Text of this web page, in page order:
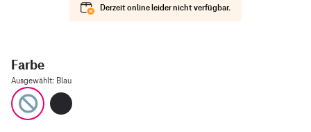
Derzeit online leider nicht verfügbar.
Farbe
Ausgewählt: Blau
Blau